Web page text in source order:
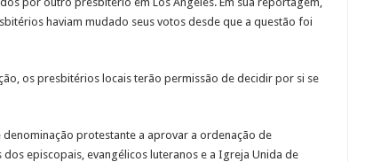
haviam mudado seus votos desde que a questão foi
os presbitérios locais terão permissão de decidir por si se
denominação protestante a aprovar a ordenação de
episcopais, evangélicos luteranos e a Igreja Unida de